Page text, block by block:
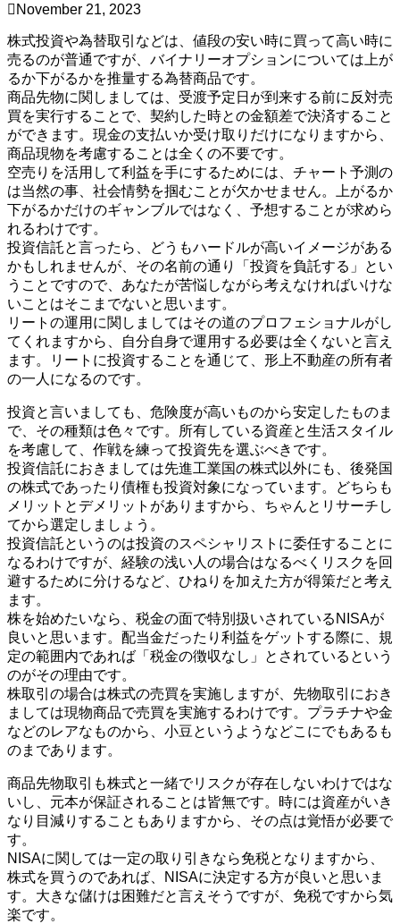
November 21, 2023
株式投資や為替取引などは、値段の安い時に買って高い時に
売るのが普通ですが、バイナリーオプションについては上が
るか下がるかを推量する為替商品です。
商品先物に関しましては、受渡予定日が到来する前に反対売
買を実行することで、契約した時との金額差で決済すること
ができます。現金の支払いか受け取りだけになりますから、
商品現物を考慮することは全くの不要です。
空売りを活用して利益を手にするためには、チャート予測の
は当然の事、社会情勢を掴むことが欠かせません。上がるか
下がるかだけのギャンブルではなく、予想することが求めら
れるわけです。
投資信託と言ったら、どうもハードルが高いイメージがある
かもしれませんが、その名前の通り「投資を負託する」とい
うことですので、あなたが苦悩しながら考えなければいけな
いことはそこまでないと思います。
リートの運用に関しましてはその道のプロフェショナルがし
てくれますから、自分自身で運用する必要は全くないと言え
ます。リートに投資することを通じて、形上不動産の所有者
の一人になるのです。
投資と言いましても、危険度が高いものから安定したものま
で、その種類は色々です。所有している資産と生活スタイル
を考慮して、作戦を練って投資先を選ぶべきです。
投資信託におきましては先進工業国の株式以外にも、後発国
の株式であったり債権も投資対象になっています。どちらも
メリットとデメリットがありますから、ちゃんとリサーチし
てから選定しましょう。
投資信託というのは投資のスペシャリストに委任することに
なるわけですが、経験の浅い人の場合はなるべくリスクを回
避するために分けるなど、ひねりを加えた方が得策だと考え
ます。
株を始めたいなら、税金の面で特別扱いされているNISAが
良いと思います。配当金だったり利益をゲットする際に、規
定の範囲内であれば「税金の徴収なし」とされているという
のがその理由です。
株取引の場合は株式の売買を実施しますが、先物取引におき
ましては現物商品で売買を実施するわけです。プラチナや金
などのレアなものから、小豆というようなどこにでもあるも
のまであります。
商品先物取引も株式と一緒でリスクが存在しないわけではな
いし、元本が保証されることは皆無です。時には資産がいき
なり目減りすることもありますから、その点は覚悟が必要で
す。
NISAに関しては一定の取り引きなら免税となりますから、
株式を買うのであれば、NISAに決定する方が良いと思いま
す。大きな儲けは困難だと言えそうですが、免税ですから気
楽です。